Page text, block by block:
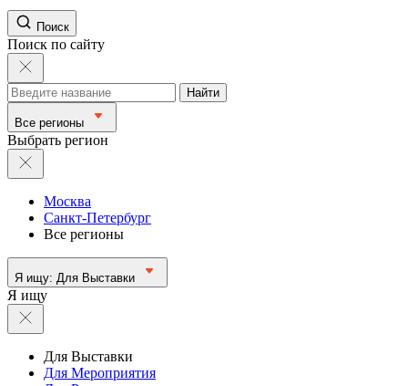
Поиск
Поиск по сайту
Найти
Все регионы
Выбрать регион
Москва
Санкт-Петербург
Все регионы
Я ищу: Для Выставки
Я ищу
Для Выставки
Для Мероприятия